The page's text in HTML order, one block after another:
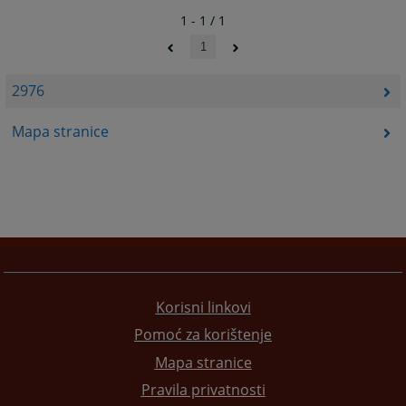
2976
Mapa stranice
1 - 1 / 1
1
Korisni linkovi
Pomoć za korištenje
Mapa stranice
Pravila privatnosti